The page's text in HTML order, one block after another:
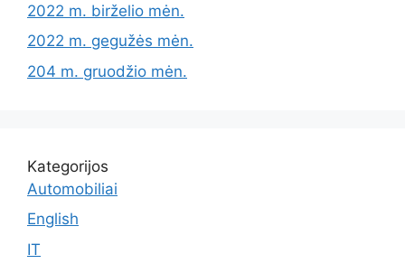
2022 m. birželio mėn.
2022 m. gegužės mėn.
204 m. gruodžio mėn.
Kategorijos
Automobiliai
English
IT